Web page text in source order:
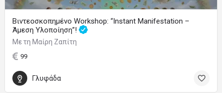
Βιντεοσκοπημένο Workshop: “Instant Manifestation –
Άμεση Υλοποίηση”!
Με τη Μαίρη Ζαπίτη
99
Γλυφάδα